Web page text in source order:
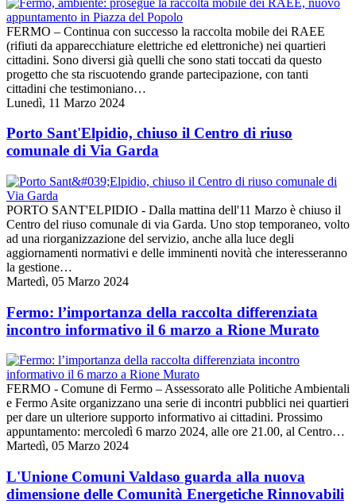
FERMO – Continua con successo la raccolta mobile dei RAEE
(rifiuti da apparecchiature elettriche ed elettroniche) nei quartieri
cittadini. Sono diversi già quelli che sono stati toccati da questo
progetto che sta riscuotendo grande partecipazione, con tanti
cittadini che testimoniano…
Lunedì, 11 Marzo 2024
Porto Sant'Elpidio, chiuso il Centro di riuso
comunale di Via Garda
PORTO SANT'ELPIDIO - Dalla mattina dell'11 Marzo è chiuso il
Centro del riuso comunale di via Garda. Uno stop temporaneo, volto
ad una riorganizzazione del servizio, anche alla luce degli
aggiornamenti normativi e delle imminenti novità che interesseranno
la gestione…
Martedì, 05 Marzo 2024
Fermo: l’importanza della raccolta differenziata
incontro informativo il 6 marzo a Rione Murato
FERMO - Comune di Fermo – Assessorato alle Politiche Ambientali
e Fermo Asite organizzano una serie di incontri pubblici nei quartieri
per dare un ulteriore supporto informativo ai cittadini. Prossimo
appuntamento: mercoledì 6 marzo 2024, alle ore 21.00, al Centro…
Martedì, 05 Marzo 2024
L'Unione Comuni Valdaso guarda alla nuova
dimensione delle Comunità Energetiche Rinnovabili